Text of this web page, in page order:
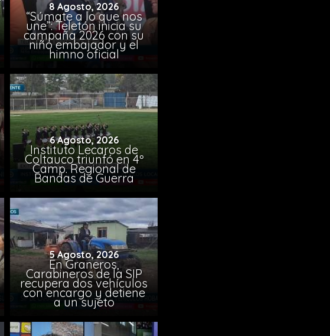
8 Agosto, 2026
“Súmate a lo que nos
une”: Teletón inicia su
campaña 2026 con su
niño embajador y el
himno oficial
6 Agosto, 2026
Instituto Lecaros de
Coltauco triunfó en 4º
Camp. Regional de
Bandas de Guerra
5 Agosto, 2026
En Graneros,
Carabineros de la SIP
recupera dos vehículos
con encargo y detiene
a un sujeto